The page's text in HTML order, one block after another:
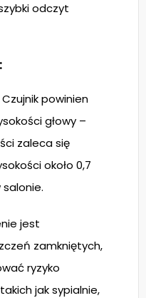
odczyt
Czujnik powinien
głowy –
zaleca się
około 0,7
salonie.
jest
zamkniętych,
ryzyko
jak sypialnie,